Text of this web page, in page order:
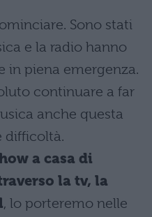
Sono stati
e la radio hanno
in piena emergenza.
continuare a far
anche questa
difficoltà.
a casa di
la tv, la
, lo porteremo nelle